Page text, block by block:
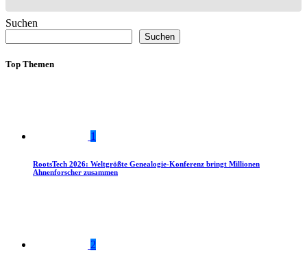
Suchen
Suchen
Top Themen
1
RootsTech 2026: Weltgrößte Genealogie-Konferenz bringt Millionen
Ahnenforscher zusammen
2